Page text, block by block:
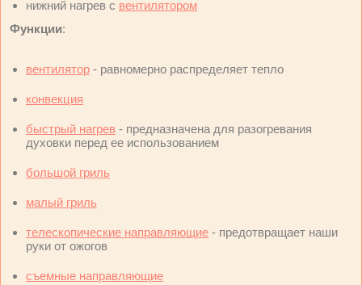
нижний нагрев с вентилятором
Функции:
вентилятор - равномерно распределяет тепло
конвекция
быстрый нагрев - предназначена для разогревания
духовки перед ее использованием
большой гриль
малый гриль
телескопические направляющие - предотвращает наши
руки от ожогов
съемные направляющие